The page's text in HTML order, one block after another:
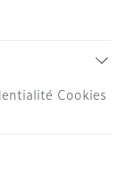
Cookies